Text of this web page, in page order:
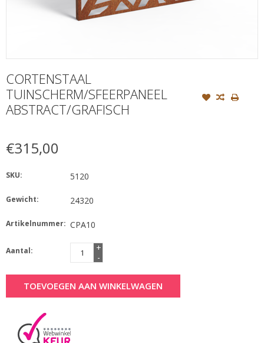
CORTENSTAAL
TUINSCHERM/SFEERPANEEL
ABSTRACT/GRAFISCH
€315,00
SKU: 5120
Gewicht: 24320
Artikelnummer: CPA10
Aantal:
+
-
TOEVOEGEN AAN WINKELWAGEN